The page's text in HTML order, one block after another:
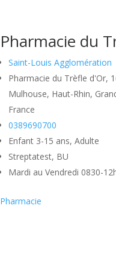
Pharmacie du
Saint-Louis Agglomération
Pharmacie du Trèfle d'Or,
Mulhouse, Haut-Rhin,
France
0389690700
Enfant 3-15 ans, Adulte
Streptatest, BU
Mardi au Vendredi 0830-
Pharmacie